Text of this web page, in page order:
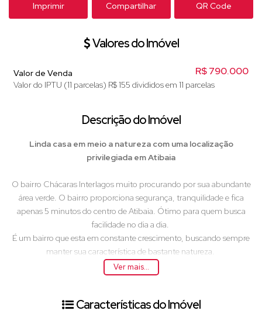
Imprimir Compartilhar QR Code
Valores do Imóvel
R$790.000
Valor de Venda
Valor do IPTU (11 parcelas) R$155 divididos em 11 parcelas
Descrição do Imóvel
Linda casa em meio a natureza com uma localização
privilegiada em Atibaia
O bairro Chácaras Interlagos muito procurando por sua abundante
área verde. O bairro proporciona segurança, tranquilidade e fica
apenas 5 minutos do centro de Atibaia. Ótimo para quem busca
facilidade no dia a dia.
É um bairro que esta em constante crescimento, buscando sempre
manter sua característica de bastante natureza.
A casa é um charme só, já na entrada podemos perceber o quão
casa. Os portões são elétricos.
Ver mais...
Características do Imóvel